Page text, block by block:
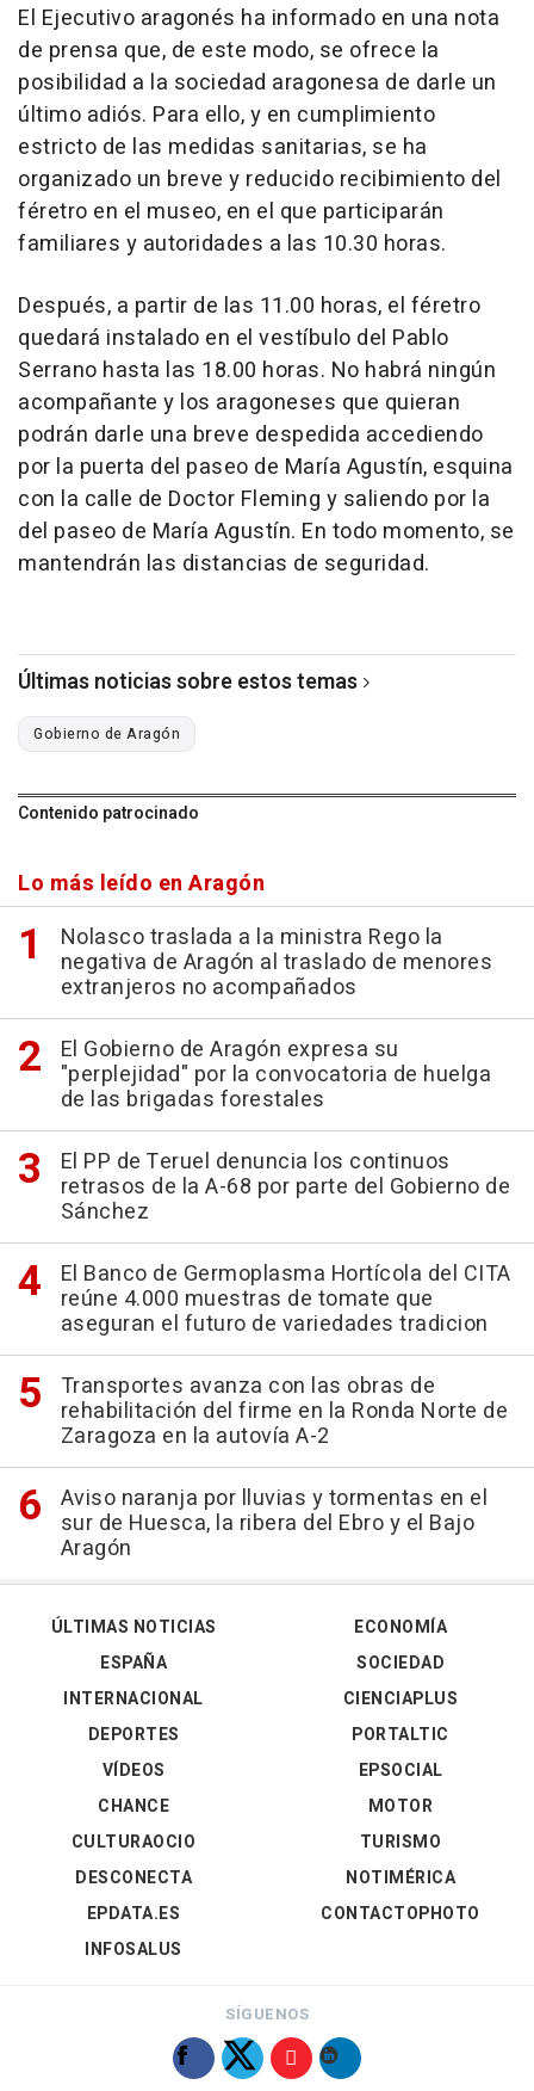
El Ejecutivo aragonés ha informado en una nota
de prensa que, de este modo, se ofrece la
posibilidad a la sociedad aragonesa de darle un
último adiós. Para ello, y en cumplimiento
estricto de las medidas sanitarias, se ha
organizado un breve y reducido recibimiento del
féretro en el museo, en el que participarán
familiares y autoridades a las 10.30 horas.
Después, a partir de las 11.00 horas, el féretro
quedará instalado en el vestíbulo del Pablo
Serrano hasta las 18.00 horas. No habrá ningún
acompañante y los aragoneses que quieran
podrán darle una breve despedida accediendo
por la puerta del paseo de María Agustín, esquina
con la calle de Doctor Fleming y saliendo por la
del paseo de María Agustín. En todo momento, se
mantendrán las distancias de seguridad.
Últimas noticias sobre estos temas
Gobierno de Aragón
Contenido patrocinado
Lo más leído en Aragón
Nolasco traslada a la ministra Rego la
negativa de Aragón al traslado de menores
extranjeros no acompañados
El Gobierno de Aragón expresa su
"perplejidad" por la convocatoria de huelga
de las brigadas forestales
El PP de Teruel denuncia los continuos
retrasos de la A-68 por parte del Gobierno de
Sánchez
El Banco de Germoplasma Hortícola del CITA
reúne 4.000 muestras de tomate que
aseguran el futuro de variedades tradicion
Transportes avanza con las obras de
rehabilitación del firme en la Ronda Norte de
Zaragoza en la autovía A-2
Aviso naranja por lluvias y tormentas en el
sur de Huesca, la ribera del Ebro y el Bajo
Aragón
ÚLTIMAS NOTICIAS
ESPAÑA
INTERNACIONAL
DEPORTES
VÍDEOS
ECONOMÍA
SOCIEDAD
CIENCIAPLUS
PORTALTIC
EPSOCIAL
CHANCE
CULTURAOCIO
DESCONECTA
EPDATA.ES
INFOSALUS
MOTOR
TURISMO
NOTIMÉRICA
CONTACTOPHOTO
SÍGUENOS